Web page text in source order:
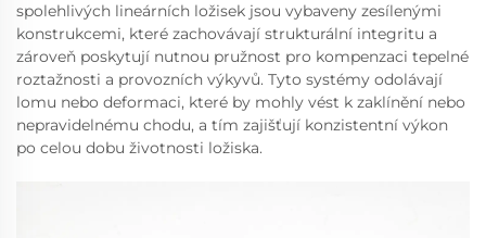
spolehlivých lineárních ložisek jsou vybaveny zesílenými
konstrukcemi, které zachovávají strukturální integritu a
zároveň poskytují nutnou pružnost pro kompenzaci tepelné
roztažnosti a provozních výkyvů. Tyto systémy odolávají
lomu nebo deformaci, které by mohly vést k zaklínění nebo
nepravidelnému chodu, a tím zajišťují konzistentní výkon
po celou dobu životnosti ložiska.